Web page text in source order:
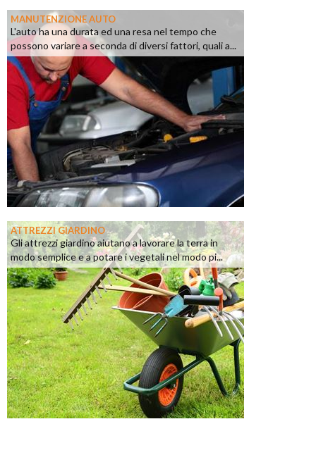
MANUTENZIONE AUTO
L'auto ha una durata ed una resa nel tempo che
possono variare a seconda di diversi fattori, quali a...
ATTREZZI GIARDINO
Gli attrezzi giardino aiutano a lavorare la terra in
modo semplice e a potare i vegetali nel modo pi...